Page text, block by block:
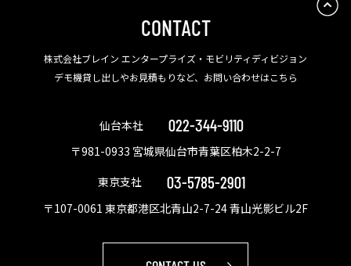
CONTACT
株式会社ブレイン エンタープライズ・モビリティディビジョン
デモ機貸し出しやお見積もりなど、お問い合わせはこちら
仙台本社 022-344-9110
〒981-0933 宮城県仙台市青葉区柏木2-2-7
東京支社
03-5785-2901
〒107-0061 東京都港区北青山2-7-24 青山光影ビル2F